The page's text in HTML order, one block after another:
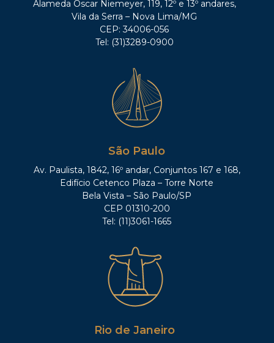
Alameda Oscar Niemeyer, 119, 12º e 13º andares,
Vila da Serra – Nova Lima/MG
CEP: 34006-056
Tel: (31)3289-0900
São Paulo
Av. Paulista, 1842, 16º andar, Conjuntos 167 e 168,
Edifício Cetenco Plaza – Torre Norte
Bela Vista – São Paulo/SP
CEP 01310-200
Tel: (11)3061-1665
Rio de Janeiro